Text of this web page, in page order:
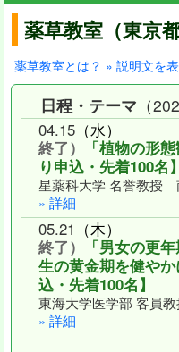
薬草教室（東京
薬草教室とは？ » 説明文を
日程・テーマ （
04.15 （水）
終了）
「植物の形
り申込・先着100名】
星薬科大学 名誉教授
» 詳細
05.21 （木）
終了）
「男女の更
生の黄金期を健や
込・先着100名】
東海大学医学部 客員
» 詳細